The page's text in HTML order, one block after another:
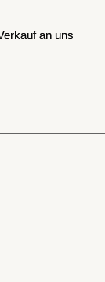
an uns
an uns